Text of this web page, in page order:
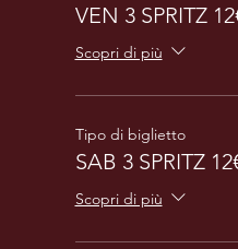
VEN 3 SPRITZ
Scopri di più
Tipo di biglietto
SAB 3 SPRITZ
Scopri di più